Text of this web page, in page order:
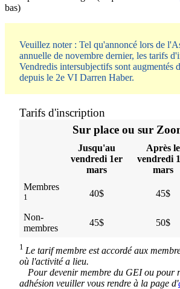
bas)
Veuillez noter : Tel qu'annoncé lors de
annuelle de novembre dernier, les tarifs
Vendredis intersubjectifs sont augmentés
depuis le 2e VI Darren Haber.
Tarifs d'inscription
Sur place ou sur
Jusqu'au
vendredi 1er
mars
Après le
vendredi
mars
Membres
1 40$ 45$
Non-
membres
45$ 50$
1 Le tarif membre est accordé aux
où l'activité a lieu.
Pour devenir membre du GEI ou pour
adhésion veuiller vous rendre à la page d'